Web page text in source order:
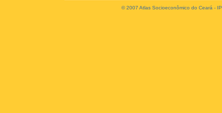
© 2007 Atlas Socioeconômico do Ceará -